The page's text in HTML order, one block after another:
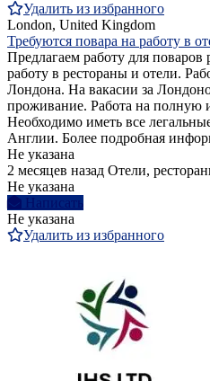
Удалить из избранного
London, United Kingdom
Требуются повара на работу в
Предлагаем работу для поваров
работу в рестораны и отели.
Лондона. На вакасии за
проживание. Работа на полную
Необходимо иметь все
Англии. Более подробная
Не указана
2 месяцев назад Отели,
Не указана
Написать
Не указана
Удалить из избранного